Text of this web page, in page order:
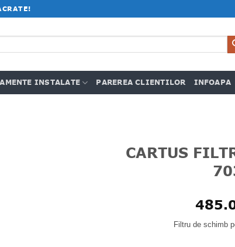
INSTALATE PAREREA CLIENTILOR INFOAPA
CARTUS
Filtru de schimb